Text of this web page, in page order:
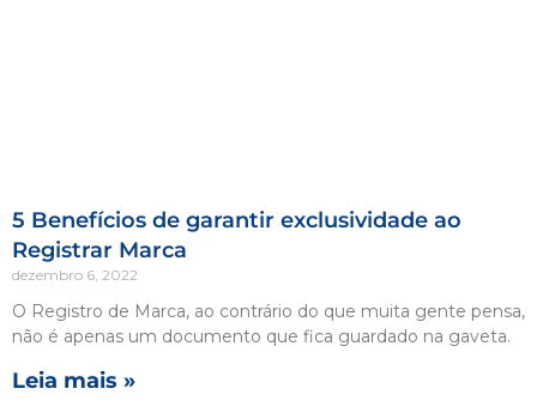
5 Benefícios de garantir exclusividade ao
Registrar Marca
dezembro 6, 2022
O Registro de Marca, ao contrário do que muita gente pensa,
não é apenas um documento que fica guardado na gaveta.
Leia mais »